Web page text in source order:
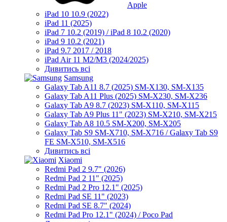
Apple
iPad 10 10.9 (2022)
iPad 11 (2025)
iPad 7 10.2 (2019) / iPad 8 10.2 (2020)
iPad 9 10.2 (2021)
iPad 9.7 2017 / 2018
iPad Air 11 M2/M3 (2024/2025)
Дивитись всі
Samsung
Galaxy Tab A11 8.7 (2025) SM-X130, SM-X135
Galaxy Tab A11 Plus (2025) SM-X230, SM-X236
Galaxy Tab A9 8.7 (2023) SM-X110, SM-X115
Galaxy Tab A9 Plus 11" (2023) SM-X210, SM-X215
Galaxy Tab A8 10.5 SM-X200, SM-X205
Galaxy Tab S9 SM-X710, SM-X716 / Galaxy Tab S9
FE SM-X510, SM-X516
Дивитись всі
Xiaomi
Redmi Pad 2 9.7" (2026)
Redmi Pad 2 11" (2025)
Redmi Pad 2 Pro 12.1" (2025)
Redmi Pad SE 11" (2023)
Redmi Pad SE 8.7" (2024)
Redmi Pad Pro 12.1" (2024) / Poco Pad